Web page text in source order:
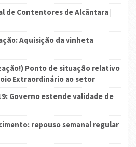
de Contentores de Alcântara |
Aquisição da vinheta
Ponto de situação relativo
Extraordinário ao setor
Governo estende validade de
repouso semanal regular